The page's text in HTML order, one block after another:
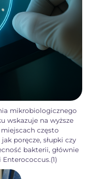
mikrobiologicznego
wskazuje na wyższe
często
poręcze, słupki czy
bakterii, głównie